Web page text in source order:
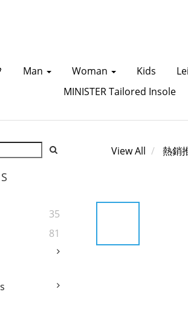
Man Woman Kids
MINISTER Tailored Insole
35
81
View All 熱銷